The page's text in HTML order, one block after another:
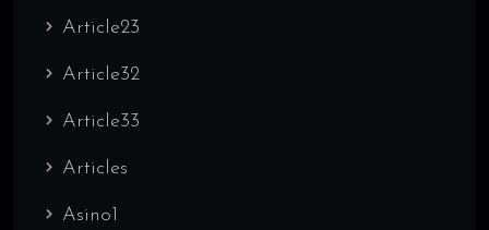
Article23
Article32
Article33
Articles
Asino1